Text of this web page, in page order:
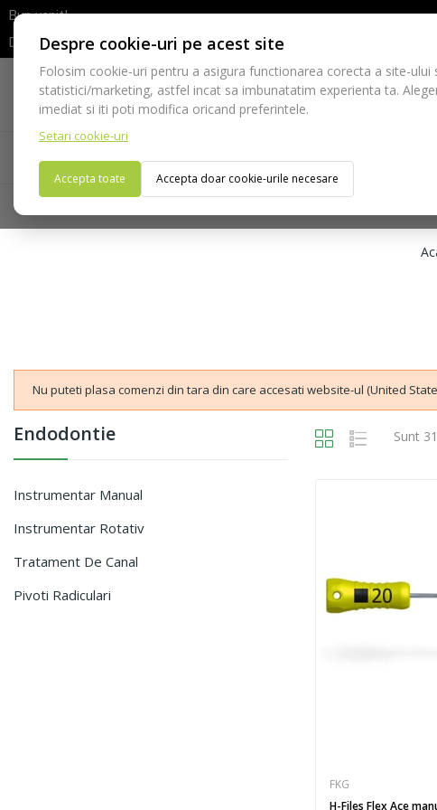
Despre cookie-uri pe acest site
Folosim cookie-uri pentru a asigura functionarea corecta a site-ului
statistici/marketing, astfel incat sa imbunatatim experienta ta.
imediat si iti poti modifica oricand preferintele.
Setari cookie-uri
Accepta toate Accepta doar cookie-urile necesare
Bun venit!
Dupa efectuarea comenzii va rugam sa asteptati confirmarea
Telefon:
021-528 03 23
Acasa Consumabile Echipamente
Nu puteti plasa comenzi din tara din care accesati website-ul (United
Endodontie
Instrumentar Manual
Instrumentar Rotativ
Tratament De Canal
Pivoti Radiculari
Sunt
FKG
H-Files Flex Ace